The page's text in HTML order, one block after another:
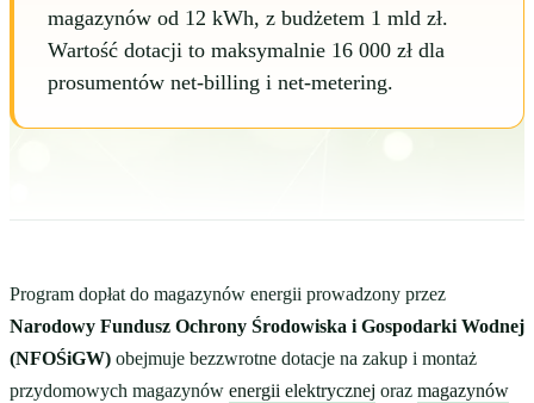
magazynów od 12 kWh, z budżetem 1 mld zł.
Wartość dotacji to maksymalnie 16 000 zł dla
prosumentów net-billing i net-metering.
Program dopłat do magazynów energii prowadzony przez
Narodowy Fundusz Ochrony Środowiska i Gospodarki Wodnej
(NFOŚiGW) obejmuje bezzwrotne dotacje na zakup i montaż
przydomowych magazynów energii elektrycznej oraz magazynów